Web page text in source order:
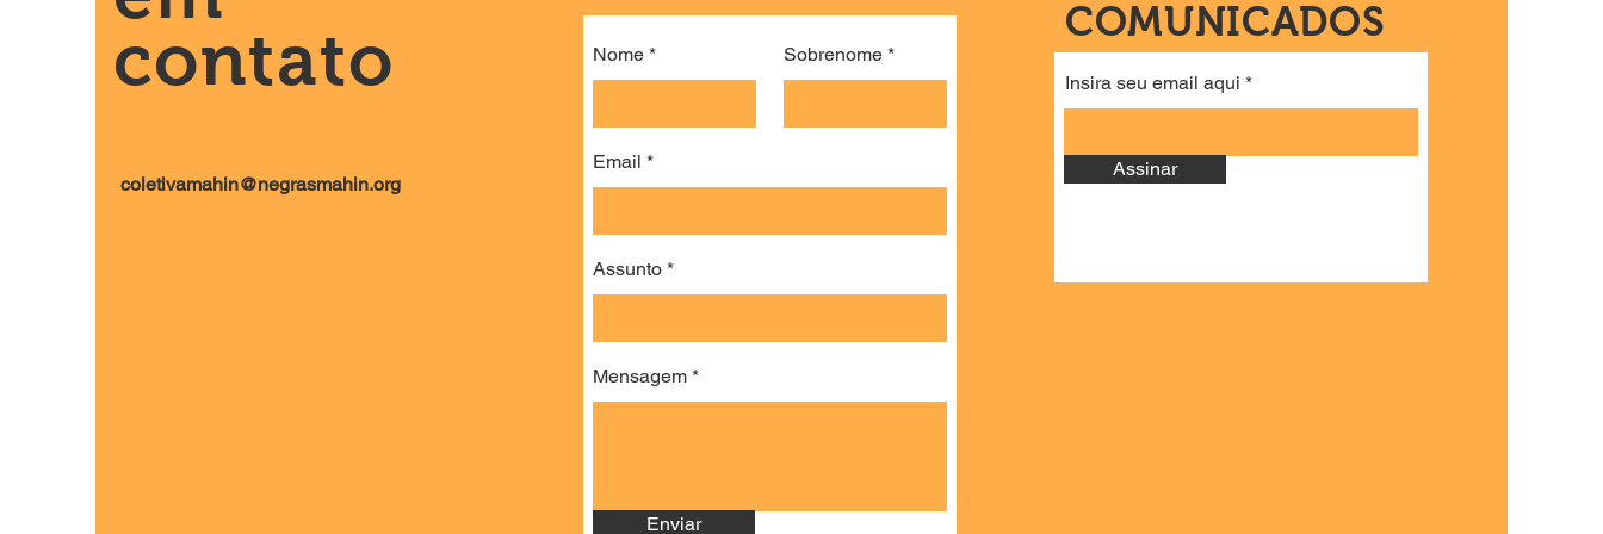
contato
coletivamahin@negrasmahin.org
Nome Sobrenome
Email
Assunto
Mensagem
Enviar
COMUNICADOS
Insira seu email aqui
Assinar